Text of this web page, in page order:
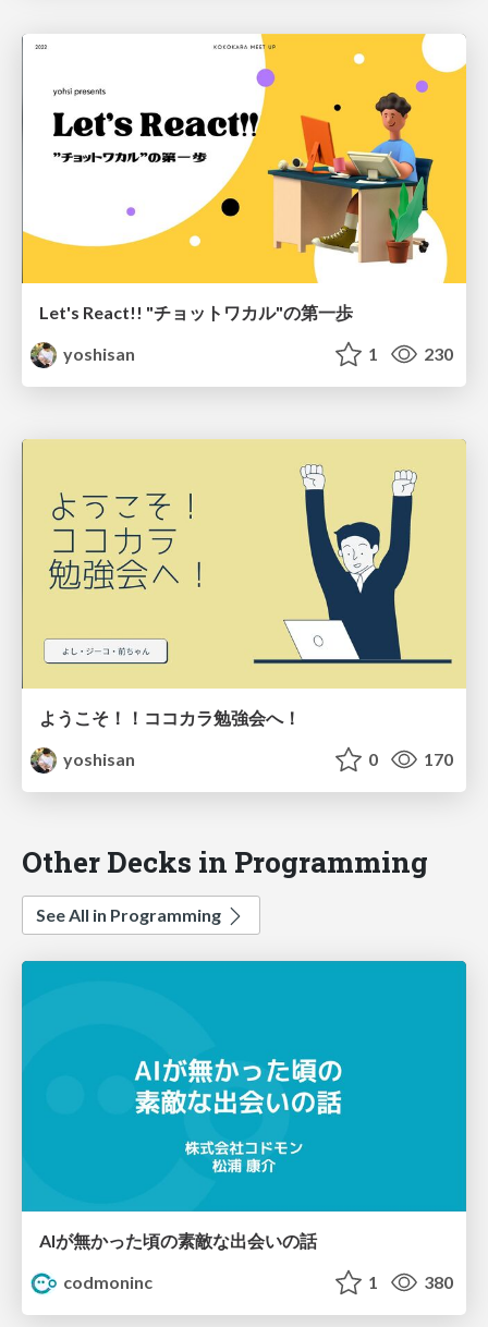
Let's React!! "チョットワカル"の第一歩
yoshisan
1 230
ようこそ！！ココカラ勉強会へ！
yoshisan
0 170
Other Decks in Programming
See All in Programming
AIが無かった頃の素敵な出会いの話
codmoninc
1 380